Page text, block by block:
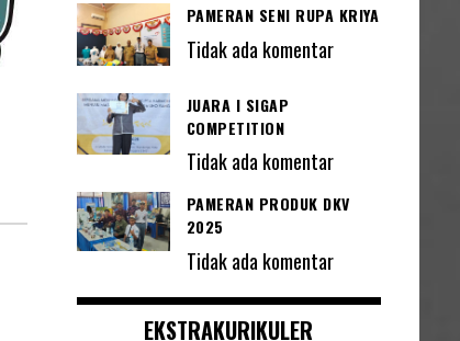
PAMERAN SENI RUPA KRIYA
Tidak ada komentar
JUARA I SIGAP
COMPETITION
Tidak ada komentar
PAMERAN PRODUK DKV
2025
Tidak ada komentar
EKSTRAKURIKULER